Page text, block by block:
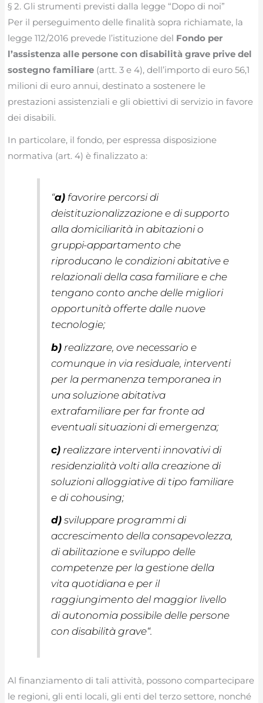
§ 2. Gli strumenti previsti dalla legge “Dopo di noi”
Per il perseguimento delle finalità sopra richiamate, la
legge 112/2016 prevede l’istituzione del Fondo per
l’assistenza alle persone con disabilità grave prive del
sostegno familiare (artt. 3 e 4), dell’importo di euro 56,1
milioni di euro annui, destinato a sostenere le
prestazioni assistenziali e gli obiettivi di servizio in favore
dei disabili.
In particolare, il fondo, per espressa disposizione
normativa (art. 4) è finalizzato a:
“a) favorire percorsi di
deistituzionalizzazione e di supporto
alla domiciliarità in abitazioni o
gruppi-appartamento che
riproducano le condizioni abitative e
relazionali della casa familiare e che
tengano conto anche delle migliori
opportunità offerte dalle nuove
tecnologie;
b) realizzare, ove necessario e
comunque in via residuale, interventi
per la permanenza temporanea in
una soluzione abitativa
extrafamiliare per far fronte ad
eventuali situazioni di emergenza;
c) realizzare interventi innovativi di
residenzialità volti alla creazione di
soluzioni alloggiative di tipo familiare
e dicohousing;
d) sviluppare programmi di
accrescimento della consapevolezza,
di abilitazione e sviluppo delle
competenze per la gestione della
vita quotidiana e per il
raggiungimento del maggior livello
di autonomia possibile delle persone
con disabilità grave“.
Al finanziamento di tali attività, possono compartecipare
le regioni, gli enti locali, gli enti del terzo settore, nonché